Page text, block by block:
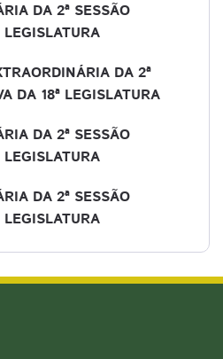
DA 2ª SESSÃO
LEGISLATURA
DA 2ª
DA 18ª LEGISLATURA
DA 2ª SESSÃO
LEGISLATURA
DA 2ª SESSÃO
LEGISLATURA